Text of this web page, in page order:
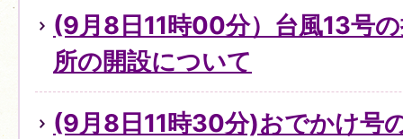
(9月8日11時00分）台風13号
所の開設について
(9月8日11時30分)おでかけ号